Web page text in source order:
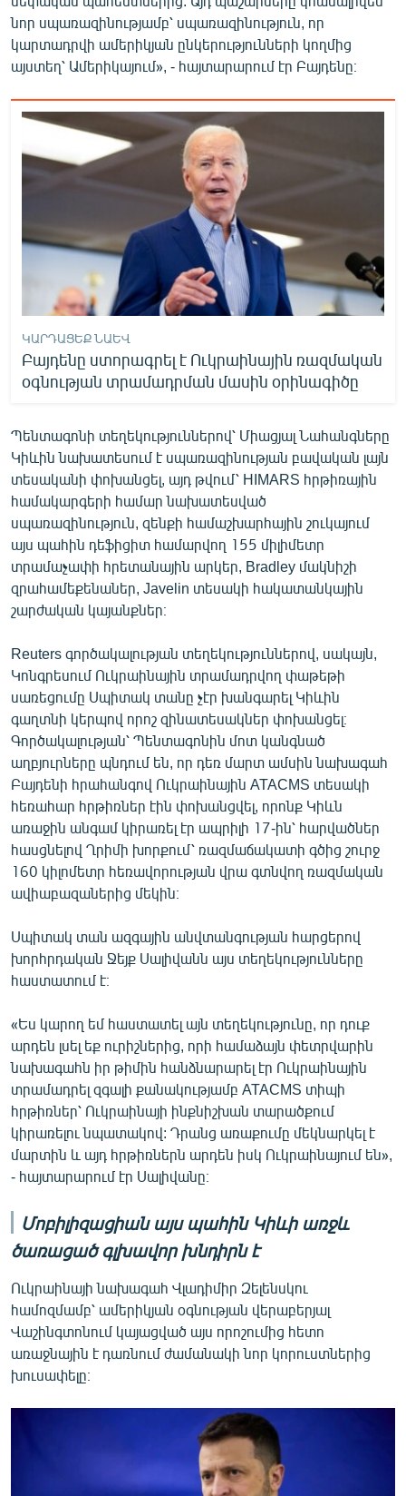
նոր սպառազինությամբ՝ սպառազինություն, որ
կարտադրվի ամերիկյան ընկերությունների կողմից
այստեղ՝ Ամերիկայում», - հայտարարում էր Բայդենը։
ԿԱՐԴԱՑԵՔ ՆԱԵՎ
Բայդենը ստորագրել է Ուկրաինային ռազմական
օգնության տրամադրման մասին օրինագիծը
Պենտագոնի տեղեկություններով՝ Միացյալ Նահանգները
Կիևին նախատեսում է սպառազինության բավական լայն
տեսականի փոխանցել, այդ թվում՝ HIMARS հրթիռային
համակարգերի համար նախատեսված
սպառազինություն, զենքի համաշխարհային շուկայում
այս պահին դեֆիցիտ համարվող 155 միլիմետր
տրամաչափի հրետանային արկեր, Bradley մակնիշի
զրահամեքենաներ, Javelin տեսակի հակատանկային
շարժական կայանքներ։
Reuters գործակալության տեղեկություններով, սակայն,
Կոնգրեսում Ուկրաինային տրամադրվող փաթեթի
սառեցումը Սպիտակ տանը չէր խանգարել Կիևին
գաղտնի կերպով որոշ զինատեսակներ փոխանցել։
Գործակալության՝ Պենտագոնին մոտ կանգնած
աղբյուրները պնդում են, որ դեռ մարտ ամսին նախագահ
Բայդենի հրահանգով Ուկրաինային АТАCMS տեսակի
հեռահար հրթիռներ էին փոխանցվել, որոնք Կիևն
առաջին անգամ կիրառել էր ապրիլի 17-ին՝ հարվածներ
հասցնելով Ղրիմի խորքում՝ ռազմաճակատի գծից շուրջ
160 կիլոմետր հեռավորության վրա գտնվող ռազմական
ավիաբազաներից մեկին։
Սպիտակ տան ազգային անվտանգության հարցերով
խորհրդական Ջեյք Սալիվանն այս տեղեկությունները
հաստատում է։
«Ես կարող եմ հաստատել այն տեղեկությունը, որ դուք
արդեն լսել եք ուրիշներից, որի համաձայն փետրվարին
նախագահն իր թիմին հանձնարարել էր Ուկրաինային
տրամադրել զգալի քանակությամբ ATACMS տիպի
հրթիռներ՝ Ուկրաինայի ինքնիշխան տարածքում
կիրառելու նպատակով: Դրանց առաքումը մեկնարկել է
մարտին և այդ հրթիռներն արդեն իսկ Ուկրաինայում են»,
- հայտարարում էր Սալիվանը։
Մոբիլիզացիան այս պահին Կիևի առջև
ծառացած գլխավոր խնդիրն է
Ուկրաինայի նախագահ Վլադիմիր Զելենսկու
համոզմամբ՝ ամերիկյան օգնության վերաբերյալ
Վաշինգտոնում կայացված այս որոշումից հետո
առաջնային է դառնում ժամանակի նոր կորուստներից
խուսափելը։